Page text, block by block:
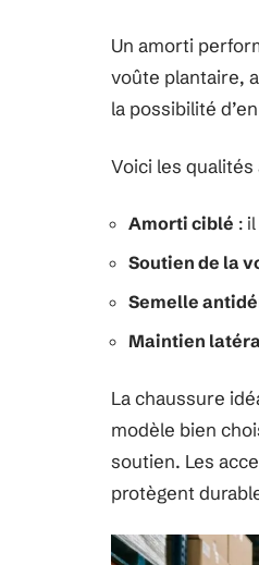
Un amorti
voûte plantaire,
la possibilité
Voici les
Amorti ciblé :
Soutien de la
Semelle
Maintien
La chaussure
modèle bien
soutien. Les
protègent